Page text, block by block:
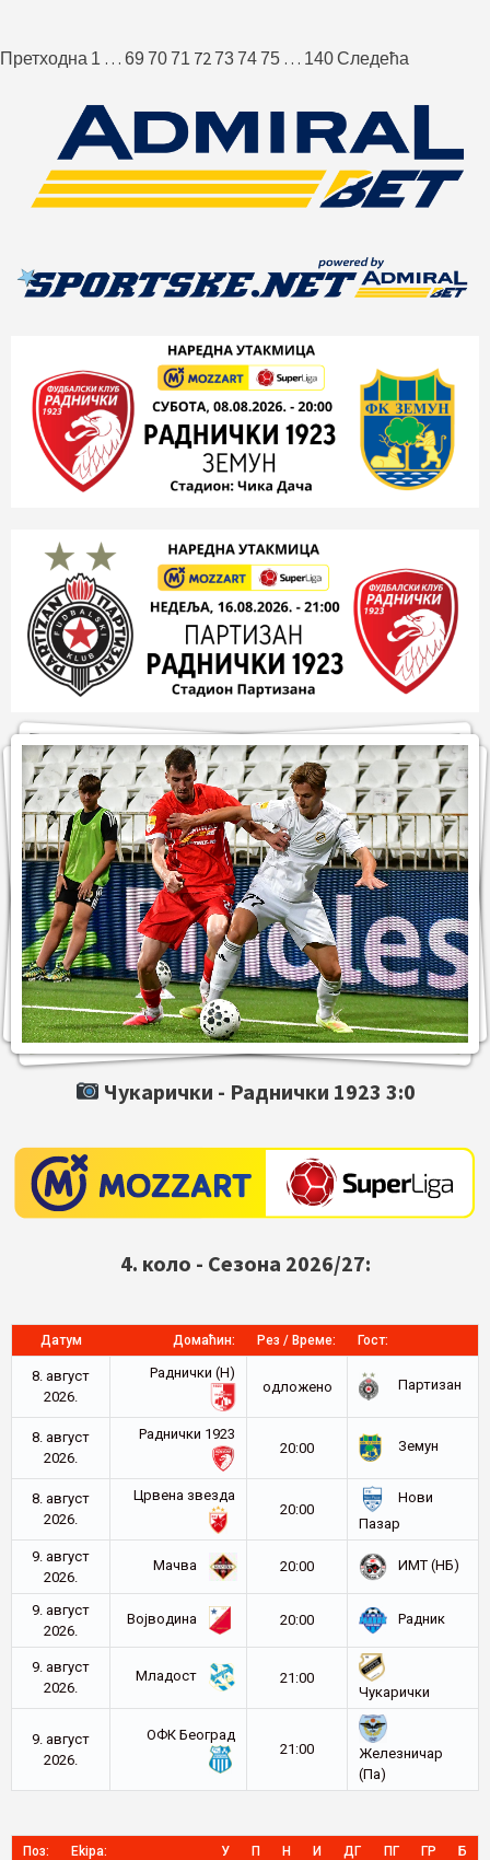
Пагинација
чланака
Претходна 1 … 69 7071 72737475 … 140Следећа
Чукарички - Раднички 1923 3:0
4. коло - Сезона 2026/27:
Датум Домаћин: Рез / Време: Гост:
8. август
2026.
Раднички (Н)
oдложено
Партизан
8. август
2026.
Раднички 1923
20:00
Земун
8. август
2026.
Црвена звезда
20:00
Нови
Пазар
9. август
2026.
Мачва 20:00 ИМТ (НБ)
9. август
2026.
Војводина 20:00 Радник
9. август
2026.
Младост
21:00
Чукарички
9. август
2026.
ОФК Београд
21:00
Железничар
(Па)
Поз: Ekipa: У П Н И ДГ ПГ ГР Б